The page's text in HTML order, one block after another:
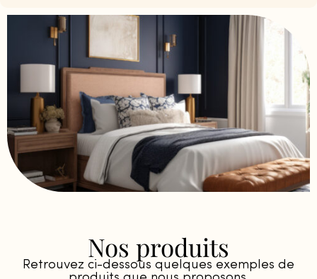
Nos produits
Retrouvez ci-dessous quelques exemples de